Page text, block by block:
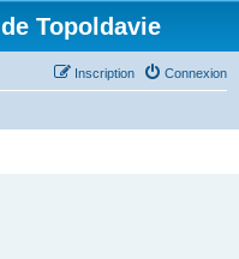
Topoldavie
Connexion
Inscription